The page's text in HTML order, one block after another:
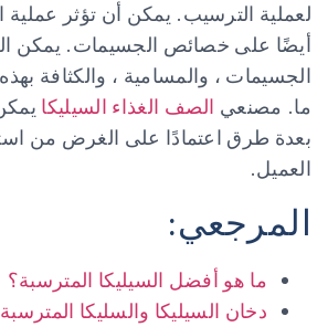
لعملية الترسيب. يمكن أن تؤثر
أيضًا على خصائص الجسيمات. يمكن
الجسيمات ، والمسامية ، والكثافة
ما. مصنعي الصف الغذاء السيليكا
بعدة طرق اعتمادًا على الغرض من
العميل.
المرجعي:
ما هو أفضل السيليكا المترسبة؟
دخان السيليكا والسليكا المترسبة